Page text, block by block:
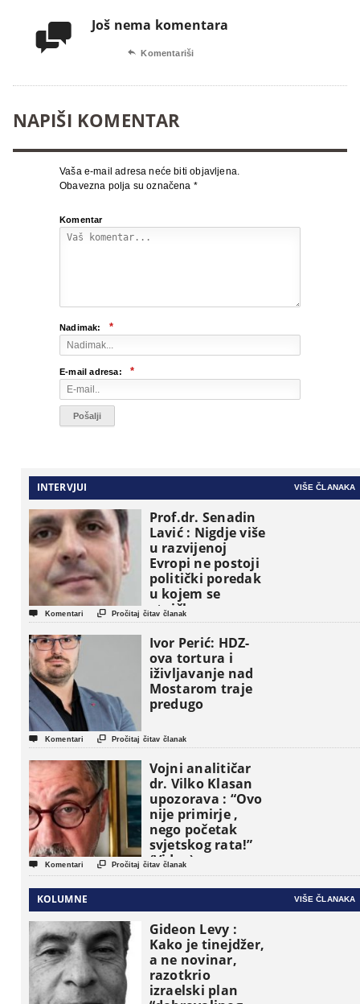
 Još nema komentara
 Komentariši
NAPIŠI KOMENTAR
Vaša e-mail adresa neće biti objavljena.
Obavezna polja su označena *
Komentar
Nadimak: *
E-mail adresa: *
INTERVJUI VIŠE ČLANAKA
Prof.dr. Senadin
Lavić : Nigdje više
u razvijenoj
Evropi ne postoji
politički poredak
u kojem se
etničke grupe
pojavljuju kao
osnovne
političke jedinice
 Komentari  Pročitaj čitav članak
Ivor Perić: HDZ-
ova tortura i
iživljavanje nad
Mostarom traje
predugo
 Komentari  Pročitaj čitav članak
Vojni analitičar
dr. Vilko Klasan
upozorava : “Ovo
nije primirje ,
nego početak
svjetskog rata!”
(Video)
 Komentari  Pročitaj čitav članak
KOLUMNE VIŠE ČLANAKA
Gideon Levy :
Kako je tinejdžer,
a ne novinar,
razotkrio
izraelski plan